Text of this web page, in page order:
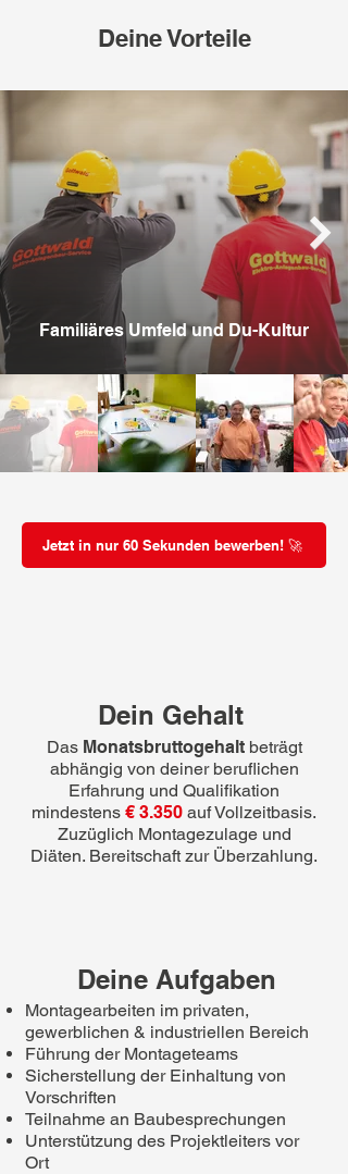
Deine Vorteile
Familiäres Umfeld und Du-Kultur
Jetzt in nur 60 Sekunden bewerben! 🚀
Dein Gehalt
Das Monatsbruttogehalt beträgt
abhängig von deiner beruflichen
Erfahrung und Qualifikation
mindestens € 3.350 auf Vollzeitbasis.
Zuzüglich Montagezulage und
Diäten. Bereitschaft zur Überzahlung.
Deine Aufgaben
Montagearbeiten im privaten,
gewerblichen & industriellen Bereich
Führung der Montageteams
Sicherstellung der Einhaltung von
Vorschriften
Teilnahme an Baubesprechungen
​Unterstützung des Projektleiters vor
Ort